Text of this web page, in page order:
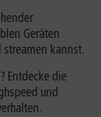
Geräten
kannst.
Entdecke die
und